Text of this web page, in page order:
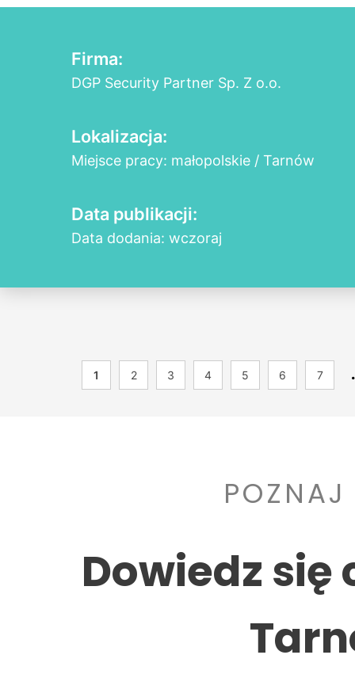
Firma:
DGP Security Partner Sp. Z o.o.
Lokalizacja:
Miejsce pracy: małopolskie / Tarnów
Data publikacji:
Data dodania: wczoraj
1 2 3 4 5 6 7
Dowiedz się